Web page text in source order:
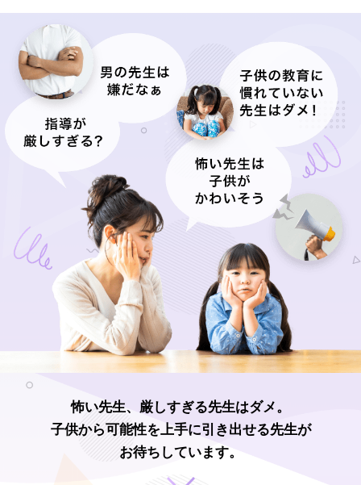
怖い先生、厳しすぎる先生はダメ。
子供から可能性を上手に引き出せる先生が
お待ちしています。